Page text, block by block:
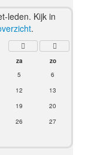
leden. Kijk in
.
za
zo
5
6
12
13
19
20
26
27